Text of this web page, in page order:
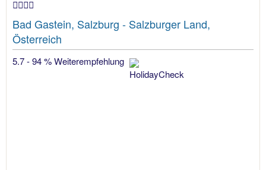
Bad Gastein, Salzburg - Salzburger Land,
Österreich
5.7 - 94 % Weiterempfehlung